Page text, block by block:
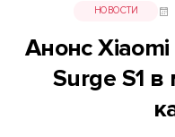
НОВОСТИ
Анонс
Surge S1